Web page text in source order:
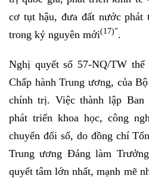
cơ tụt hậu, đưa đất nước phát
trong kỷ nguyên mới(17)”.
Nghị quyết số 57-NQ/TW thể
Chấp hành Trung ương, của
chính trị. Việc thành lập
phát triển khoa học, công
chuyển đổi số, do đồng chí
Trung ương Đảng làm
quyết tâm lớn nhất, mạnh mẽ